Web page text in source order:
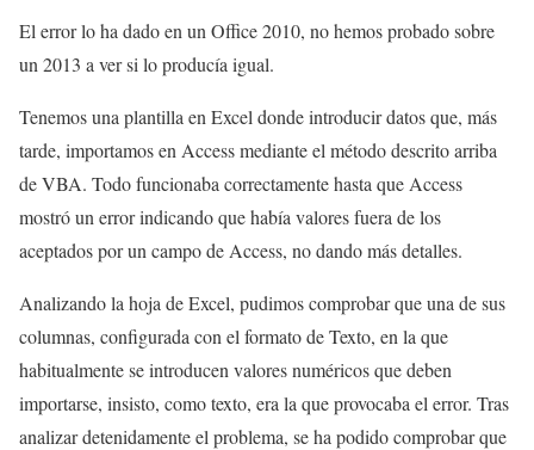
El error lo ha dado en un Office 2010, no hemos probado sobre
un 2013 a ver si lo producía igual.
Tenemos una plantilla en Excel donde introducir datos que, más
tarde, importamos en Access mediante el método descrito arriba
de VBA. Todo funcionaba correctamente hasta que Access
mostró un error indicando que había valores fuera de los
aceptados por un campo de Access, no dando más detalles.
Analizando la hoja de Excel, pudimos comprobar que una de sus
columnas, configurada con el formato de Texto, en la que
habitualmente se introducen valores numéricos que deben
importarse, insisto, como texto, era la que provocaba el error. Tras
analizar detenidamente el problema, se ha podido comprobar que